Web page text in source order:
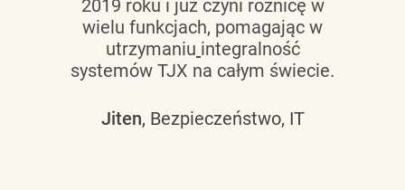
2019 roku i już czyni różnicę w
wielu funkcjach, pomagając w
utrzymaniu integralność
systemów TJX na całym świecie.
Jiten, Bezpieczeństwo, IT